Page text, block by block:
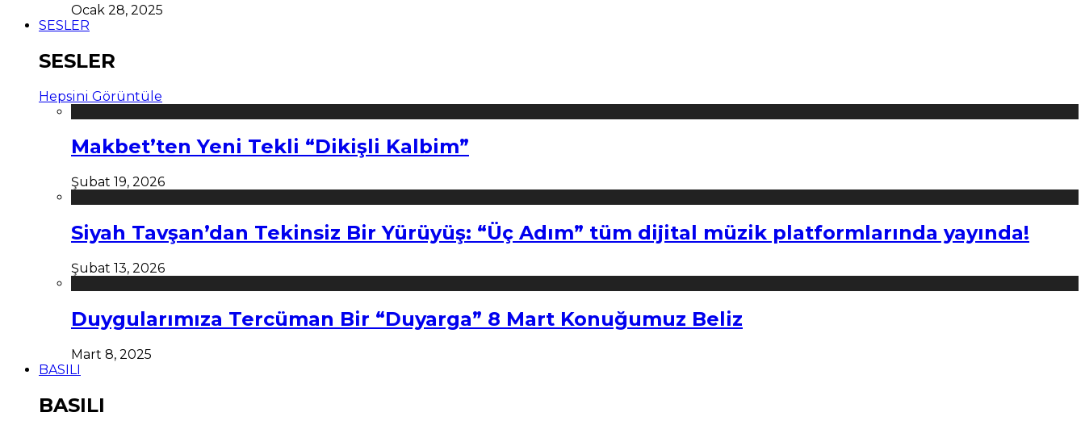
Ocak 28, 2025
SESLER
SESLER
Hepsini Görüntüle
Makbet’ten Yeni Tekli “Dikişli Kalbim”
Şubat 19, 2026
Siyah Tavşan’dan Tekinsiz Bir Yürüyüş: “Üç Adım” tüm dijital müzik platformlarında yayında!
Şubat 13, 2026
Duygularımıza Tercüman Bir “Duyarga” 8 Mart Konuğumuz Beliz
Mart 8, 2025
BASILI
BASILI